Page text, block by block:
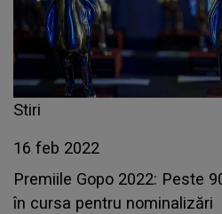
Stiri
16 feb 2022
Premiile Gopo 2022: Peste
în cursa pentru nominalizări